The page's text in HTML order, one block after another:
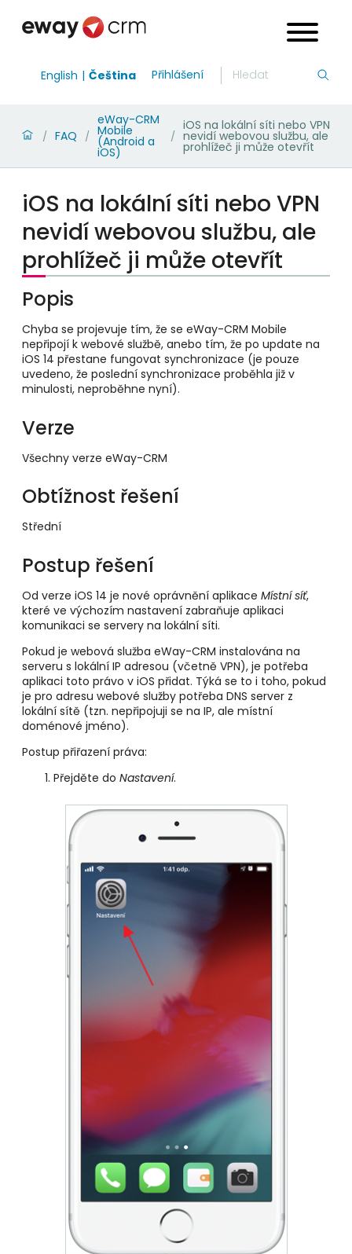
English Čeština Přihlášení
/ FAQ /
eWay-CRM
Mobile
(Android a
iOS)
/
iOS na lokální síti nebo VPN
nevidí webovou službu, ale
prohlížeč ji může otevřít
iOS na lokální síti nebo VPN
nevidí webovou službu, ale
prohlížeč ji může otevřít
Popis
Chyba se projevuje tím, že se eWay-CRM Mobile
nepřipojí k webové službě, anebo tím, že po update na
iOS 14 přestane fungovat synchronizace (je pouze
uvedeno, že poslední synchronizace proběhla již v
minulosti, neproběhne nyní).
Verze
Všechny verze eWay-CRM
Obtížnost řešení
Střední
Postup řešení
Od verze iOS 14 je nové oprávnění aplikace Místní síť,
které ve výchozím nastavení zabraňuje aplikaci
komunikaci se servery na lokální síti.
Pokud je webová služba eWay-CRM instalována na
serveru s lokální IP adresou (včetně VPN), je potřeba
aplikaci toto právo v iOS přidat. Týká se to i toho, pokud
je pro adresu webové služby potřeba DNS server z
lokální sítě (tzn. nepřipojuji se na IP, ale místní
doménové jméno).
Postup přiřazení práva:
Přejděte do Nastavení.